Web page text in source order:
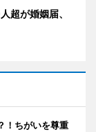
が婚姻届、
！ちがいを尊重